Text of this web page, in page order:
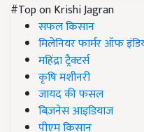
#Top on Krishi Jagran
सफल किसान
मिलेनियर फार्मर ऑफ
महिंद्रा ट्रैक्टर्स
कृषि मशीनरी
जायद की फसल
बिज़नेस आइडियाज